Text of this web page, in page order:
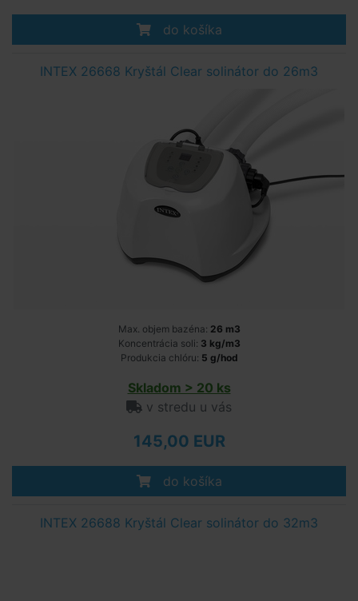
do košíka
INTEX 26668 Kryštál Clear solinátor do 26m3
Max. objem bazéna: 26 m3
Koncentrácia soli: 3 kg/m3
Produkcia chlóru: 5 g/hod
Skladom > 20 ks
v stredu u vás
145,00 EUR
do košíka
INTEX 26688 Kryštál Clear solinátor do 32m3